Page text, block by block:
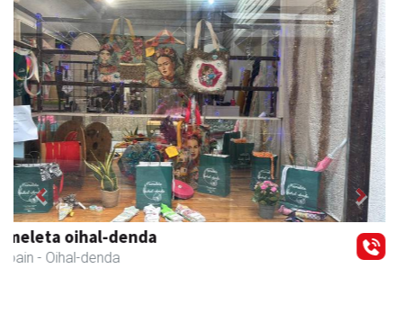
Leizaran Institutua
Andoain - Hezkuntza
Previous Next